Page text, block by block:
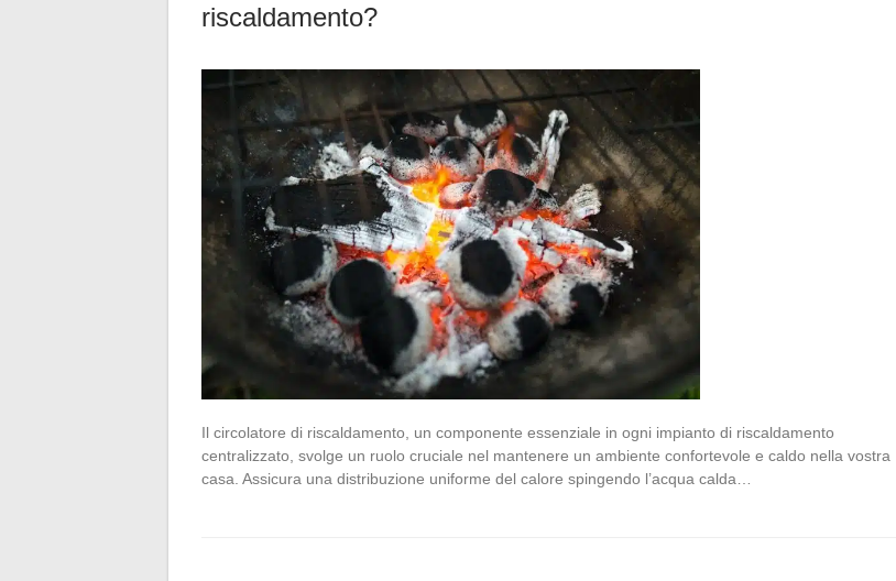
riscaldamento?
Il circolatore di riscaldamento, un componente essenziale in ogni impianto di riscaldamento
centralizzato, svolge un ruolo cruciale nel mantenere un ambiente confortevole e caldo nella vostra
casa. Assicura una distribuzione uniforme del calore spingendo l’acqua calda…